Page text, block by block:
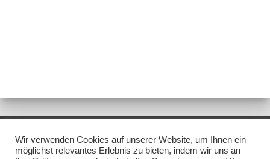
IMPRESSUM/DISCLAIMER DATENSCHUTZ
Wir verwenden Cookies auf unserer Website, um Ihnen ein
möglichst relevantes Erlebnis zu bieten, indem wir uns an